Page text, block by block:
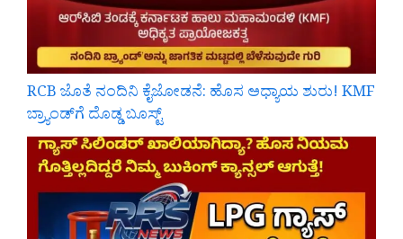
RCB ಜೊತೆ ನಂದಿನಿ ಕೈಜೋಡನೆ: ಹೊಸ ಅಧ್ಯಾಯ ಶುರು! KMF
ಬ್ರ್ಯಾಂಡ್‌ಗೆ ದೊಡ್ಡ ಬೂಸ್ಟ್